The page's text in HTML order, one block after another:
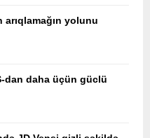
yolunu
dan daha üçün güclü